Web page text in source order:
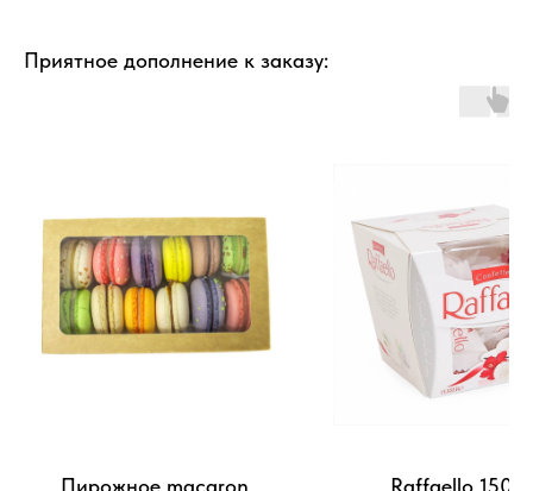
Приятное дополнение к заказу:
Пирожное macaron Raffaello